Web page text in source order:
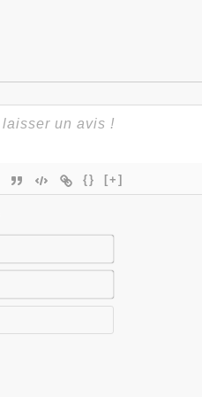
{} [+]
mail*